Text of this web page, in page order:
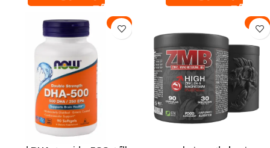
-4%
-9%